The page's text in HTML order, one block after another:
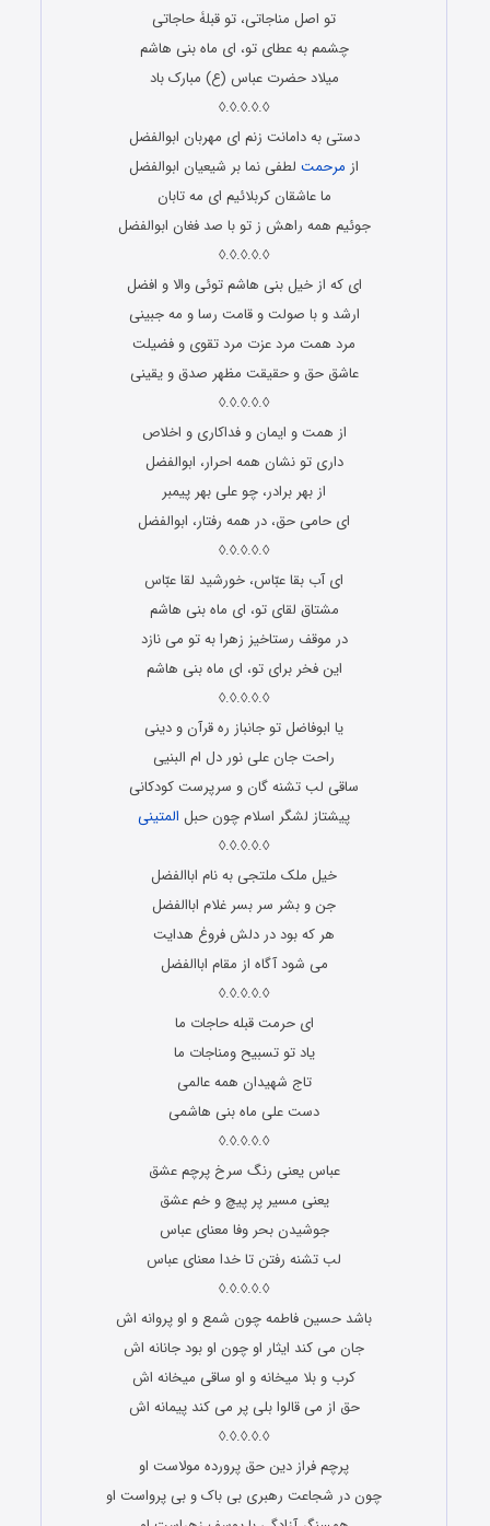
تو اصل مناجاتی، تو قبلۀ حاجاتی
چشمم به عطای تو، ای ماه بنی هاشم
میلاد حضرت عباس (ع) مبارک باد
◊.◊.◊.◊.◊
دستى به دامانت زنم اى مهربان ابوالفضل
از مرحمت لطفى نما بر شیعیان ابوالفضل
ما عاشقان کربلائیم اى مه تابان
جوئیم همه راهش ز تو با صد فغان ابوالفضل
◊.◊.◊.◊.◊
ای که از خیل بنی هاشم توئی والا و افضل
ارشد و با صولت و قامت رسا و مه جبینی
مرد همت مرد عزت مرد تقوی و فضیلت
عاشق حق و حقیقت مظهر صدق و یقینی
◊.◊.◊.◊.◊
از همت و ایمان و فداکارى و اخلاص
دارى تو نشان همه احرار، ابوالفضل
از بهر برادر، چو على بهر پیمبر
اى حامى حق، در همه رفتار، ابوالفضل
◊.◊.◊.◊.◊
ای آب بقا عبّاس، خورشید لقا عبّاس
مشتاق لقای تو، ای ماه بنی هاشم
در موقف رستاخیز زهرا به تو می نازد
این فخر برای تو، ای ماه بنی هاشم
◊.◊.◊.◊.◊
یا ابوفاضل تو جانباز ره قرآن و دینی
راحت جان علی نور دل ام البنیی
ساقی لب تشنه گان و سرپرست کودکانی
پیشتاز لشگر اسلام چون حبل المتینی
◊.◊.◊.◊.◊
خیل ملک ملتجى به نام اباالفضل
جن و بشر سر بسر غلام اباالفضل
هر که بود در دلش فروغ هدایت
مى شود آگاه از مقام اباالفضل
◊.◊.◊.◊.◊
ای حرمت قبله حاجات ما
یاد تو تسبیح ومناجات ما
تاج شهیدان همه عالمی
دست علی ماه بنی هاشمی
◊.◊.◊.◊.◊
عباس یعنی رنگ سرخ پرچم عشق
یعنی مسیر پر پیچ و خم عشق
جوشیدن بحر وفا معنای عباس
لب تشنه رفتن تا خدا معنای عباس
◊.◊.◊.◊.◊
باشد حسین فاطمه چون شمع و او پروانه اش
جان می کند ایثار او چون او بود جانانه اش
کرب و بلا میخانه و او ساقی میخانه اش
حق از می قالوا بلی پر می کند پیمانه اش
◊.◊.◊.◊.◊
پرچم فراز دین حق پرورده مولاست او
چون در شجاعت رهبری بی باک و بی پرواست او